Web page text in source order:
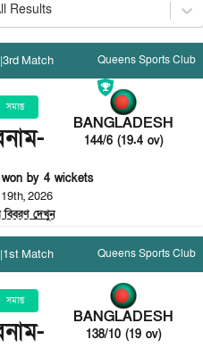
Results
|3rd Match Queens Sports Club
সমাপ্ত
- BANGLADESH
144/6 (19.4 ov)
by 4 wickets
2026
বিবরণ দেখুন
|1st Match Queens Sports Club
সমাপ্ত
- BANGLADESH
138/10 (19 ov)